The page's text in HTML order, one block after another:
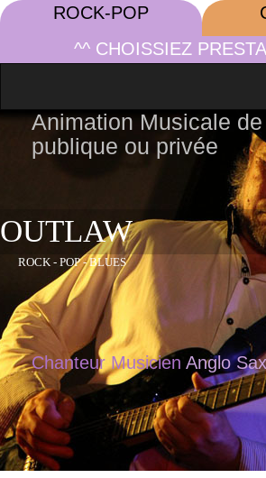
ROCK-POP
^^ CHOISSIEZ
Animation Musicale
publique ou privée
OUTLAW
ROCK - POP - BLUES
Chanteur Musicien Anglo